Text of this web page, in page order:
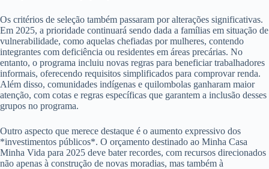
Os critérios de seleção também passaram por alterações significativas.
Em 2025, a prioridade continuará sendo dada a famílias em situação de
vulnerabilidade, como aquelas chefiadas por mulheres, contendo
integrantes com deficiência ou residentes em áreas precárias. No
entanto, o programa incluiu novas regras para beneficiar trabalhadores
informais, oferecendo requisitos simplificados para comprovar renda.
Além disso, comunidades indígenas e quilombolas ganharam maior
atenção, com cotas e regras específicas que garantem a inclusão desses
grupos no programa.
Outro aspecto que merece destaque é o aumento expressivo dos
*investimentos públicos*. O orçamento destinado ao Minha Casa
Minha Vida para 2025 deve bater recordes, com recursos direcionados
não apenas à construção de novas moradias, mas também à